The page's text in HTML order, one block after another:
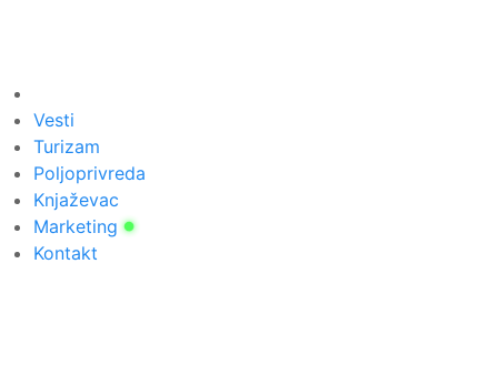
Vesti
Turizam
Poljoprivreda
Knjaževac
Marketing
Kontakt